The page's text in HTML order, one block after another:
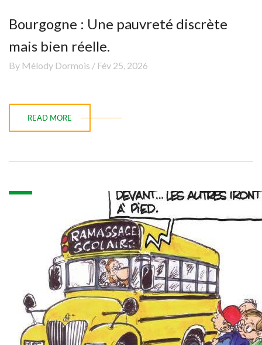
Bourgogne : Une pauvreté discrète
mais bien réelle.
By Mélody Dormois / Fév 25, 2026
READ MORE